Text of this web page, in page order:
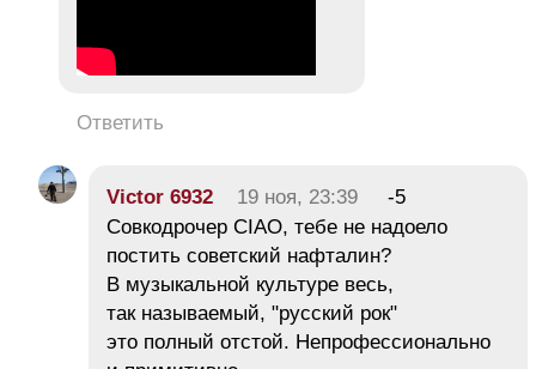
Ответить
Victor 6932 19 ноя, 23:39
-5
Совкодрочер СIAO, тебе не надоело
постить советский нафталин?
В музыкальной культуре весь,
так называемый, "русский рок"
это полный отстой. Непрофессионально